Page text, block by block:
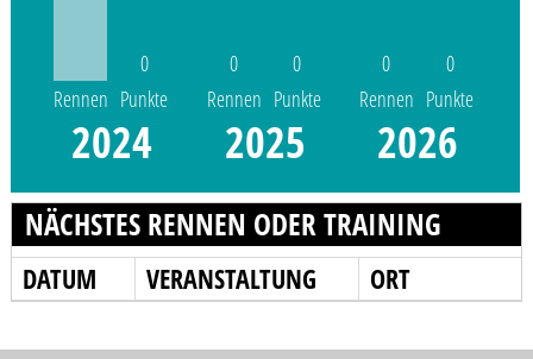
Rennen
0
Punkte
2024
0
Rennen
0
Punkte
2025
0
Rennen
0
Punkte
2026
NÄCHSTES RENNEN ODER TRAINING
DATUM VERANSTALTUNG ORT